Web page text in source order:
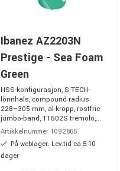
Ibanez AZ2203N
Prestige - Sea Foam
Green
HSS-konfigurasjon, S-TECH-
lönnhals, compound radius
228–305 mm, al-kropp, rostfrie
jumbo-band, T1502S tremolo,...
Artikkelnummer 1092865
På weblager. Lev.tid ca 5-10
dager